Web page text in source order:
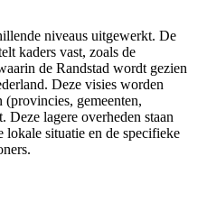
niveaus uitgewerkt. De
kaders vast, zoals de
de Randstad wordt gezien
Deze visies worden
gemeenten,
Deze lagere overheden staan
lokale situatie en de specifieke